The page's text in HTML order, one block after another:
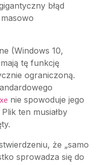
błąd
(Windows 10,
tę funkcję
ograniczoną.
nie spowoduje jego
ten musiałby
że „samo
sprowadza się do